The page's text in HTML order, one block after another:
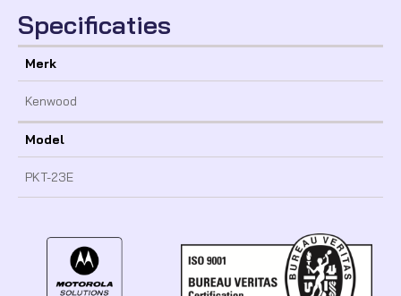
Specificaties
Merk
Kenwood
Model
PKT-23E